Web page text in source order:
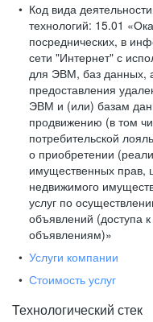
Код вида
технологий: 15.01
посреднических, в
сети "Интернет" с
для ЭВМ, баз данных,
предоставления
ЭВМ и (или) базам
продвижению (в том
потребительской
о приобретении
имущественных прав,
недвижимого
услуг по
объявлений (доступа
объявлениям)»
Услуги компании
Стоимость услуг
Технологический стек